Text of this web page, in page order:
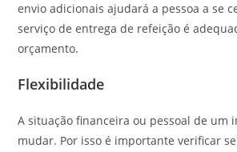
envio adicionais ajudará a pessoa a se
serviço de entrega de refeição é
orçamento.
Flexibilidade
A situação financeira ou pessoal de um
mudar. Por isso é importante verificar